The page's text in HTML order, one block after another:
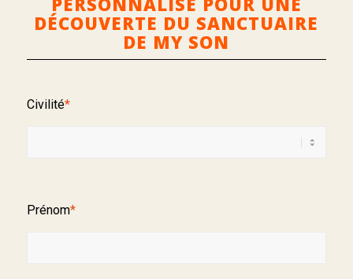
DÉCOUVERTE DU SANCTUAIRE
DE MY SON
Civilité*
Prénom*